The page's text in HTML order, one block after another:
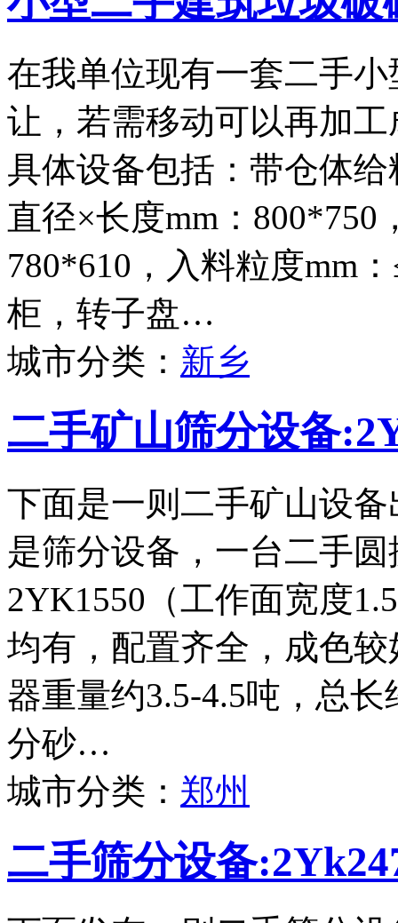
在我单位现有一套二手
让，若需移动可以再加
具体设备包括：带仓体
直径×长度mm：
780*610，入料粒度mm
柜，转子盘…
城市分类： 新乡
二手矿山筛分设备
下面是一则二手矿山设
是筛分设备，一台二手
2YK1550（工作面宽度
均有，配置齐全，成色
器重量约3.5-4.5吨，总
分砂…
城市分类： 郑州
二手筛分设备